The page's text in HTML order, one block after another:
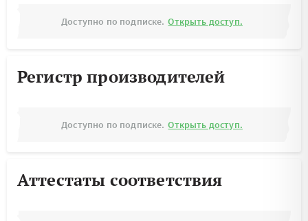
Доступно по подписке. Открыть доступ.
Регистр производителей
Доступно по подписке. Открыть доступ.
Аттестаты соответствия